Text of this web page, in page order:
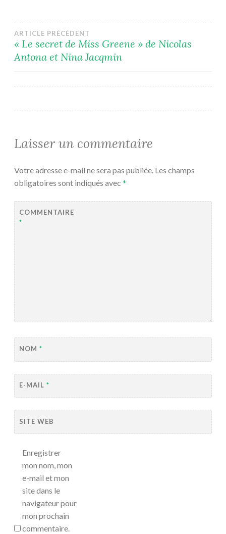
Navigation
de
l’article
ARTICLE PRÉCÉDENT
« Le secret de Miss Greene » de Nicolas
Antona et Nina Jacqmin
Laisser un commentaire
Votre adresse e-mail ne sera pas publiée. Les champs
obligatoires sont indiqués avec *
COMMENTAIRE
*
NOM *
E-MAIL *
SITE WEB
Enregistrer
mon nom, mon
e-mail et mon
site dans le
navigateur pour
mon prochain
commentaire.